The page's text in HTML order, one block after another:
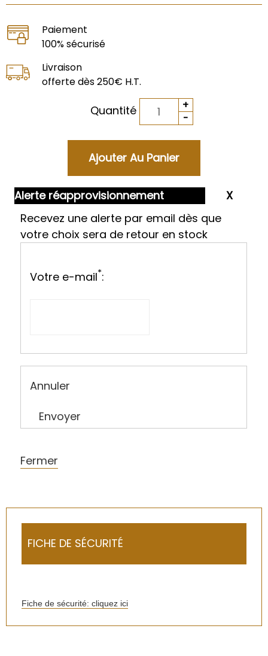
Paiement
100% sécurisé
Livraison
offerte dès 250€ H.T.
Quantité
Alerte réapprovisionnement
Recevez une alerte par email dès que
votre choix sera de retour en stock
Votre e-mail*:
Annuler
Envoyer
Fermer
FICHE DE SÉCURITÉ
Fiche de sécurité: cliquez ici